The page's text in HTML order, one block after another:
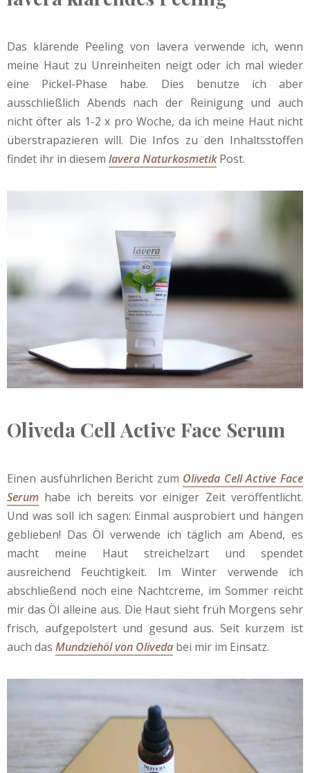
Das klärende Peeling von lavera verwende ich, wenn
meine Haut zu Unreinheiten neigt oder ich mal wieder
eine Pickel-Phase habe. Dies benutze ich aber
ausschließlich Abends nach der Reinigung und auch
nicht öfter als 1-2 x pro Woche, da ich meine Haut nicht
überstrapazieren will. Die Infos zu den Inhaltsstoffen
findet ihr in diesem lavera NaturkosmetikPost.
Oliveda Cell Active Face Serum
Einen ausführlichen Bericht zum Oliveda Cell Active Face
Serum habe ich bereits vor einiger Zeit veröffentlicht.
Und was soll ich sagen: Einmal ausprobiert und hängen
geblieben! Das Öl verwende ich täglich am Abend, es
macht meine Haut streichelzart und spendet
ausreichend Feuchtigkeit. Im Winter verwende ich
abschließend noch eine Nachtcreme, im Sommer reicht
mir das Öl alleine aus. Die Haut sieht früh Morgens sehr
frisch, aufgepolstert und gesund aus. Seit kurzem ist
auch das Mundziehöl von Oliveda bei mir im Einsatz.